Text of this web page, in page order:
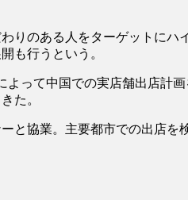
のある人をターゲットに
も行うという。
って中国での実店舗出店計
た。
協業。主要都市での出店を